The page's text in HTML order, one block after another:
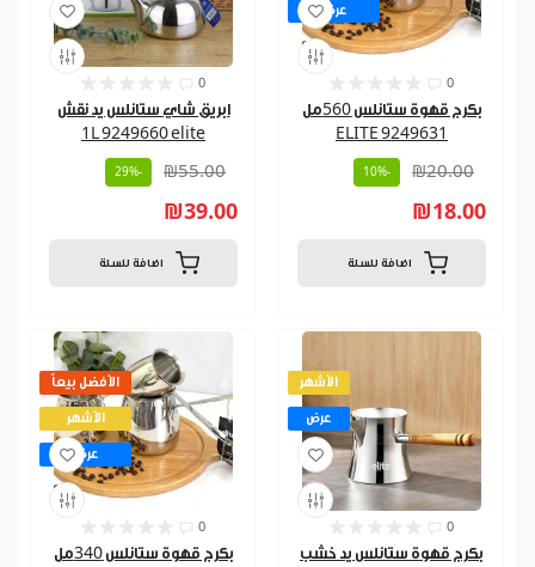
0
ابريق شاي ستانلس يد نقش
1L 9249660 elite
₪55.00
-29%
₪39.00
اضافة للسلة
عرض
0
بكرج قهوة ستانلس 560مل
ELITE 9249631
₪20.00
-10%
₪18.00
اضافة للسلة
الأفضل بيعاً
الأشهر
عرض
0
بكرج قهوة ستانلس 340مل
الأشهر
عرض
0
بكرج قهوة ستانلس يد خشب